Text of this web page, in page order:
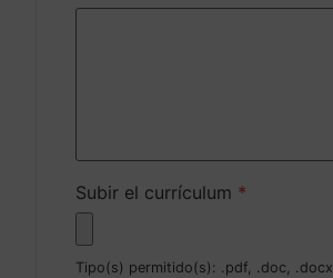
Subir el currículum *
Tipo(s) permitido(s): .pdf, .doc, .docx